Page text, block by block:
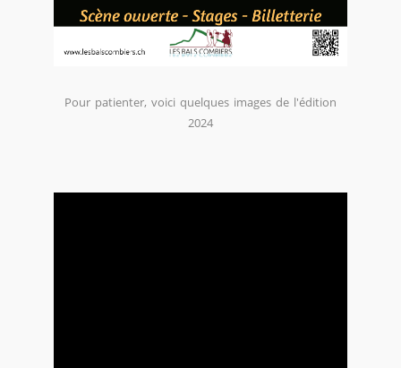
Pour patienter, voici quelques images de l'édition
2024